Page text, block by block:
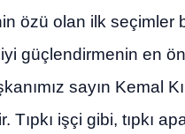
özü olan ilk seçimler
güçlendirmenin en
sayın Kemal
Tıpkı işçi gibi, tıpkı